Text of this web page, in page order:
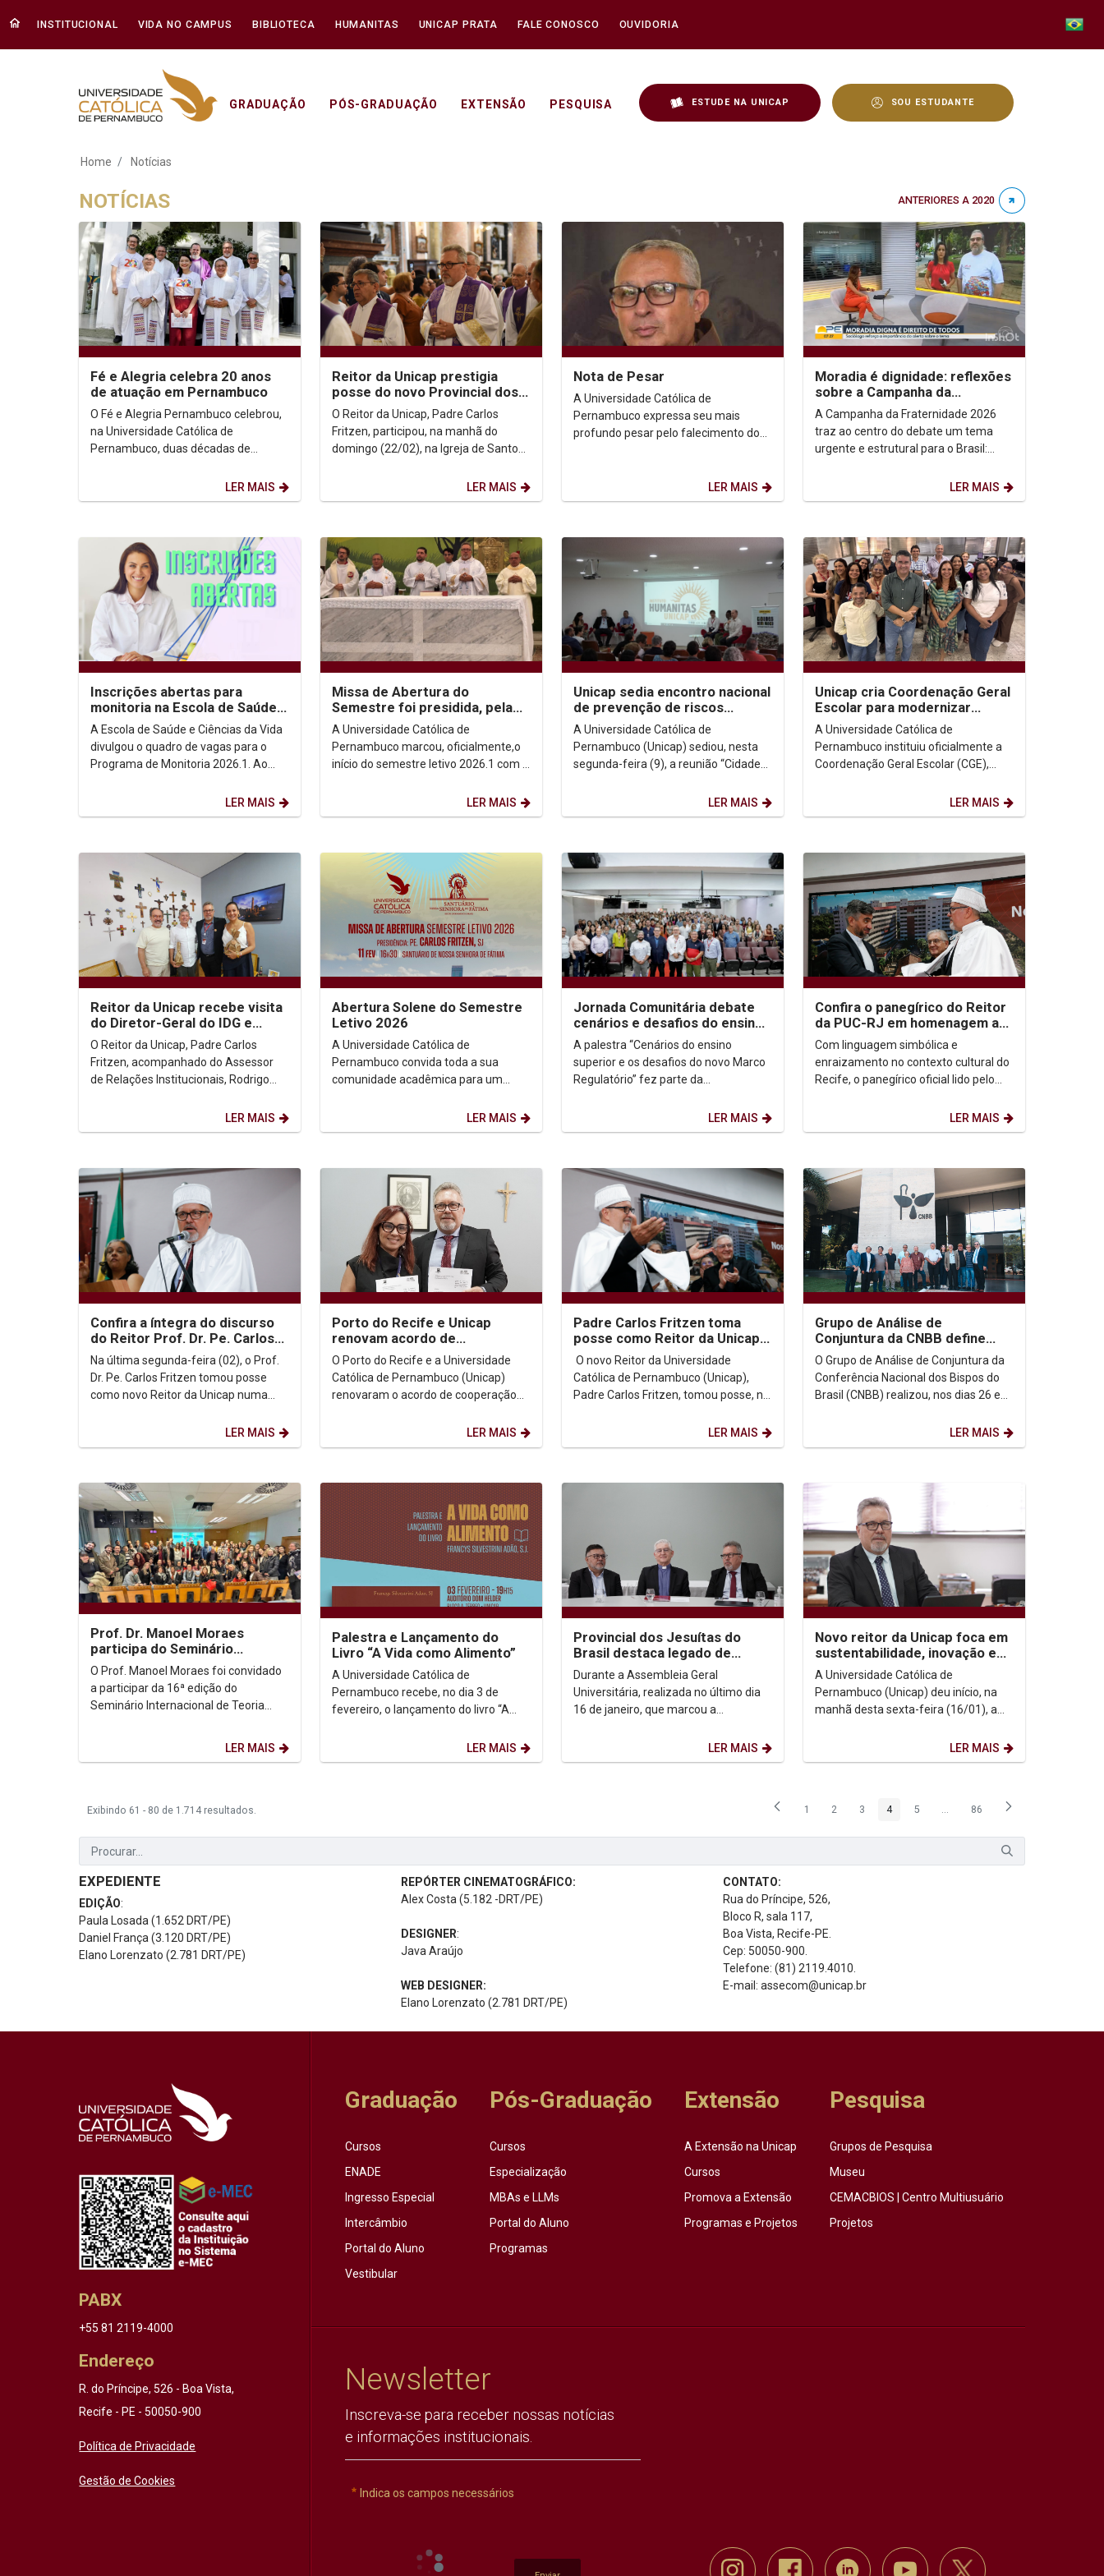
INSTITUCIONAL VIDA NO CAMPUS BIBLIOTECA HUMANITAS UNICAP PRATA FALE CONOSCO OUVIDORIA
GRADUAÇÃO PÓS-GRADUAÇÃO EXTENSÃO PESQUISA ESTUDE NA UNICAP SOU ESTUDANTE
Notícias - Unicap
Home Notícias
NOTÍCIAS ANTERIORES A 2020
Fé e Alegria celebra 20 anos
de atuação em Pernambuco
O Fé e Alegria Pernambuco celebrou,
na Universidade Católica de
Pernambuco, duas décadas de
popular e à transformação social. A...
LER MAIS
Reitor da Unicap prestigia
posse do novo Provincial dos
Jesuítas no Rio de Janeiro
O Reitor da Unicap, Padre Carlos
Fritzen, participou, na manhã do
domingo (22/02), na Igreja de Santo
LER MAIS
Nota de Pesar
A Universidade Católica de
Pernambuco expressa seu mais
profundo pesar pelo falecimento do
LER MAIS
Moradia é dignidade: reflexões
sobre a Campanha da
Fraternidade 2026
A Campanha da Fraternidade 2026
traz ao centro do debate um tema
urgente e estrutural para o Brasil:
LER MAIS
Inscrições abertas para
monitoria na Escola de Saúde e
Ciências da Vida
A Escola de Saúde e Ciências da Vida
divulgou o quadro de vagas para o
Programa de Monitoria 2026.1. Ao
LER MAIS
Missa de Abertura do
Semestre foi presidida, pela
primeira vez, pelo novo Reitor,
Pe. Carlos Fritzen
A Universidade Católica de
Pernambuco marcou, oficialmente,o
início do semestre letivo 2026.1 com a
celebrada na tarde desta...LER MAIS
Unicap sedia encontro nacional
de prevenção de riscos
socioambientais
A Universidade Católica de
Pernambuco (Unicap) sediou, nesta
segunda-feira (9), a reunião “Cidade
comunidade”, atividade que...LER MAIS
Unicap cria Coordenação Geral
Escolar para modernizar
processos acadêmicos e
ampliar o uso de IA...
A Universidade Católica de
Pernambuco instituiu oficialmente a
Coordenação Geral Escolar (CGE),
vinculada à Pró-reitoria de...LER MAIS
Reitor da Unicap recebe visita
do Diretor-Geral do IDG e
Diretora do Paço do Frevo
O Reitor da Unicap, Padre Carlos
Fritzen, acompanhado do Assessor
de Relações Institucionais, Rodrigo
LER MAIS
Abertura Solene do Semestre
Letivo 2026
A Universidade Católica de
Pernambuco convida toda a sua
comunidade acadêmica para um
nós...
LER MAIS
Jornada Comunitária debate
cenários e desafios do ensino
superior
A palestra “Cenários do ensino
superior e os desafios do novo Marco
Regulatório” fez parte da
Comunitária, evento voltado à...LER MAIS
Confira o panegírico do Reitor
da PUC-RJ em homenagem ao
Reitor Padre Carlos Fritzen
Com linguagem simbólica e
enraizamento no contexto cultural do
Recife, o panegírico oficial lido pelo
LER MAIS
Confira a íntegra do discurso
do Reitor Prof. Dr. Pe. Carlos
Fritzen
Na última segunda-feira (02), o Prof.
Dr. Pe. Carlos Fritzen tomou posse
como novo Reitor da Unicap numa
LER MAIS
Porto do Recife e Unicap
renovam acordo de
cooperação para fortalecer
inovação e formação
acadêmica
O Porto do Recife e a Universidade
Católica de Pernambuco (Unicap)
renovaram o acordo de cooperação
LER MAIS
Padre Carlos Fritzen toma
posse como Reitor da Unicap e
assina convênio com a PUC-
Rio
O novo Reitor da Universidade
Católica de Pernambuco (Unicap),
Padre Carlos Fritzen, tomou posse, na
LER MAIS
Grupo de Análise de
Conjuntura da CNBB define
prioridades e metodologia
para 2026
O Grupo de Análise de Conjuntura da
Conferência Nacional dos Bispos do
Brasil (CNBB) realizou, nos dias 26 e
LER MAIS
Prof. Dr. Manoel Moraes
participa do Seminário
Internacional de Teoria Crítica
dos Direitos...
O Prof. Manoel Moraes foi convidado
a participar da 16ª edição do
Seminário Internacional de Teoria
LER MAIS
Palestra e Lançamento do
Livro “A Vida como Alimento”
A Universidade Católica de
Pernambuco recebe, no dia 3 de
fevereiro, o lançamento do livro “A
LER MAIS
Provincial dos Jesuítas do
Brasil destaca legado de
Padre Pedro Rubens
Durante a Assembleia Geral
Universitária, realizada no último dia
16 de janeiro, que marcou a
Pedro Rubens para o Padre...LER MAIS
Novo reitor da Unicap foca em
sustentabilidade, inovação e
humanismo
A Universidade Católica de
Pernambuco (Unicap) deu início, na
manhã desta sexta-feira (16/01), a
LER MAIS
Exibindo 61 - 80 de 1.714 resultados. Página
1 Página
2 Página
3 Página
4 Página
5 ...Páginas intermediárias Usar ABA
Página
86
EXPEDIENTE
EDIÇÃO:
Paula Losada (1.652 DRT/PE)
Daniel França (3.120 DRT/PE)
Elano Lorenzato (2.781 DRT/PE)
REPÓRTER CINEMATOGRÁFICO:
Alex Costa (5.182 -DRT/PE)
DESIGNER:
Java Araújo
WEB DESIGNER:
Elano Lorenzato (2.781 DRT/PE)
CONTATO:
Rua do Príncipe, 526,
Bloco R, sala 117,
Boa Vista, Recife-PE.
Cep: 50050-900.
Telefone: (81) 2119.4010.
E-mail: assecom@unicap.br
PABX
+55 81 2119-4000
Endereço
R. do Príncipe, 526 - Boa Vista,
Recife - PE - 50050-900
Política de Privacidade
Gestão de Cookies
Graduação
Cursos
ENADE
Ingresso Especial
Intercâmbio
Portal do Aluno
Vestibular
Pós-Graduação
Cursos
Especialização
MBAs e LLMs
Portal do Aluno
Programas
Extensão
A Extensão na Unicap
Cursos
Promova a Extensão
Programas e Projetos
Pesquisa
Grupos de Pesquisa
Museu
CEMACBIOS | Centro Multiusuário
Projetos
Newsletter
Inscreva-se para receber nossas notícias
e informações institucionais.
Indica os campos necessários